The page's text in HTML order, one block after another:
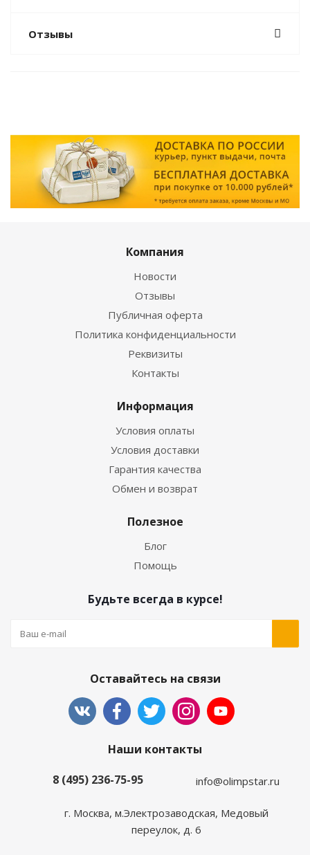
Отзывы
Компания
Новости
Отзывы
Публичная оферта
Политика конфиденциальности
Реквизиты
Контакты
Информация
Условия оплаты
Условия доставки
Гарантия качества
Обмен и возврат
Полезное
Блог
Помощь
Будьте всегда в курсе!
Оставайтесь на связи
Наши контакты
8 (495) 236-75-95
info@olimpstar.ru
г. Москва, м.Электрозаводская, Медовый
переулок, д. 6